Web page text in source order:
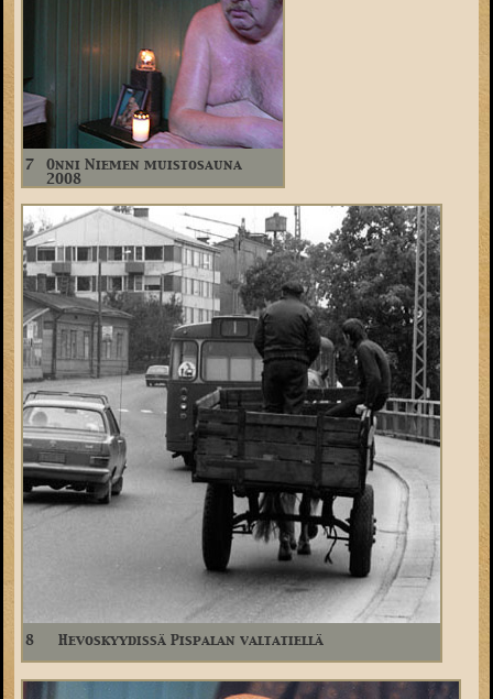
7
Onni Niemen muistosauna
2008
8 Hevoskyydissä Pispalan valtatiellä